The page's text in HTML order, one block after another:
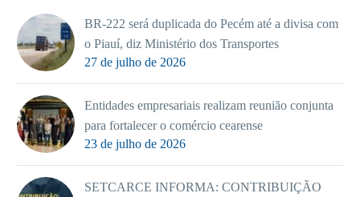
BR-222 será duplicada do Pecém até a divisa com
o Piauí, diz Ministério dos Transportes
27 de julho de 2026
Entidades empresariais realizam reunião conjunta
para fortalecer o comércio cearense
23 de julho de 2026
SETCARCE INFORMA: CONTRIBUIÇÃO